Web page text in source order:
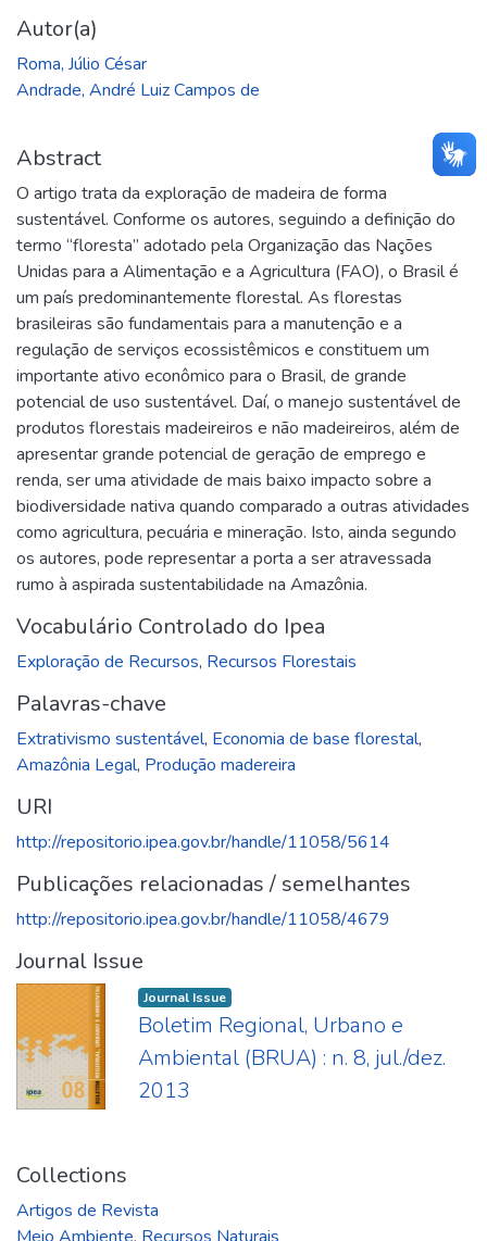
Autor(a)
Roma, Júlio César
Andrade, André Luiz Campos de
Abstract
O artigo trata da exploração de madeira de forma
sustentável. Conforme os autores, seguindo a definição do
termo “floresta” adotado pela Organização das Nações
Unidas para a Alimentação e a Agricultura (FAO), o Brasil é
um país predominantemente florestal. As florestas
brasileiras são fundamentais para a manutenção e a
regulação de serviços ecossistêmicos e constituem um
importante ativo econômico para o Brasil, de grande
potencial de uso sustentável. Daí, o manejo sustentável de
produtos florestais madeireiros e não madeireiros, além de
apresentar grande potencial de geração de emprego e
renda, ser uma atividade de mais baixo impacto sobre a
biodiversidade nativa quando comparado a outras atividades
como agricultura, pecuária e mineração. Isto, ainda segundo
os autores, pode representar a porta a ser atravessada
rumo à aspirada sustentabilidade na Amazônia.
Vocabulário Controlado do Ipea
Exploração de Recursos, Recursos Florestais
Palavras-chave
Extrativismo sustentável, Economia de base florestal,
Amazônia Legal, Produção madereira
URI
http://repositorio.ipea.gov.br/handle/11058/5614
Publicações relacionadas / semelhantes
http://repositorio.ipea.gov.br/handle/11058/4679
Journal Issue
Journal Issue
Boletim Regional, Urbano e
Ambiental (BRUA) : n. 8, jul./dez.
2013
Collections
Artigos de Revista